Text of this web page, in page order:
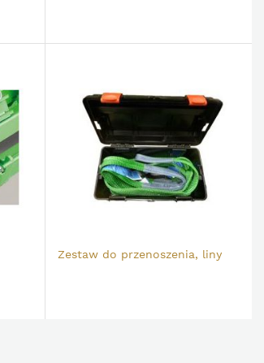
Zestaw do przenoszenia, liny